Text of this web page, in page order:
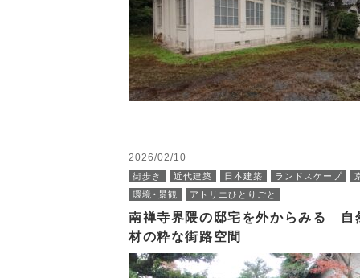
2026/02/10
街歩き 近代建築 日本建築 ランドスケープ
環境・景観
アトリエひとりごと
南禅寺界隈の邸宅を外からみる 自
材の粋な街路空間